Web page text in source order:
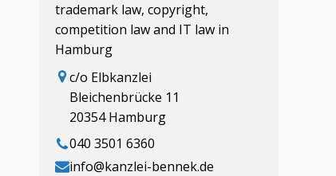
trademark law, copyright,
competition law and IT law in
Hamburg
c/o Elbkanzlei
Bleichenbrücke 11
20354 Hamburg
040 3501 6360
info@kanzlei-bennek.de